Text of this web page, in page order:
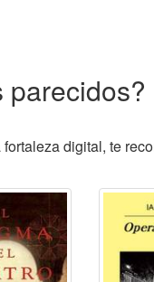
parecidos?
digital, te